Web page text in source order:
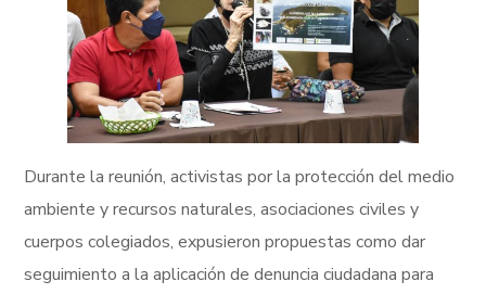
Durante la reunión, activistas por la protección del medio
ambiente y recursos naturales, asociaciones civiles y
cuerpos colegiados, expusieron propuestas como dar
seguimiento a la aplicación de denuncia ciudadana para